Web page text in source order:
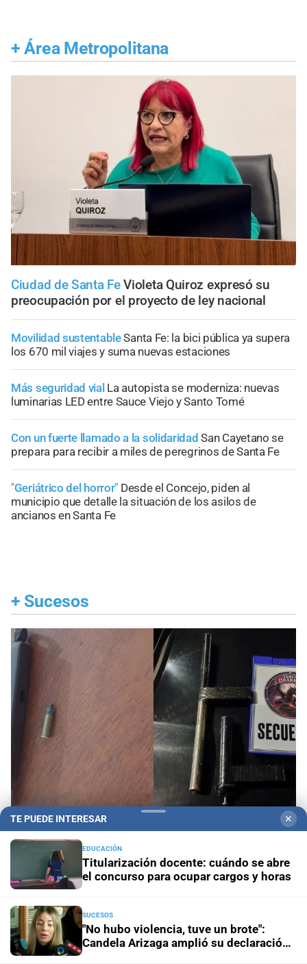
+ Área Metropolitana
Ciudad de Santa Fe Violeta Quiroz expresó su
preocupación por el proyecto de ley nacional
Movilidad sustentableSanta Fe: la bici pública ya supera
los 670 mil viajes y suma nuevas estaciones
Más seguridad vial La autopista se moderniza: nuevas
luminarias LED entre Sauce Viejo y Santo Tomé
Con un fuerte llamado a la solidaridad San Cayetano se
prepara para recibir a miles de peregrinos de Santa Fe
"Geriátrico del horror" Desde el Concejo, piden al
municipio que detalle la situación de los asilos de
ancianos en Santa Fe
+ Sucesos
Santa Fe Secuestraron dos precarias “tumberas”
en distintos operativos
Investigación en curso
Candela Arizaga amplió su declaración y desligó a
Facundo Moyano
Presuntos ladrones
TE PUEDE INTERESAR ✕
EDUCACIÓN
Titularización docente: cuándo se abre
el concurso para ocupar cargos y horas
SUCESOS
"No hubo violencia, tuve un brote":
Candela Arizaga amplió su declaración